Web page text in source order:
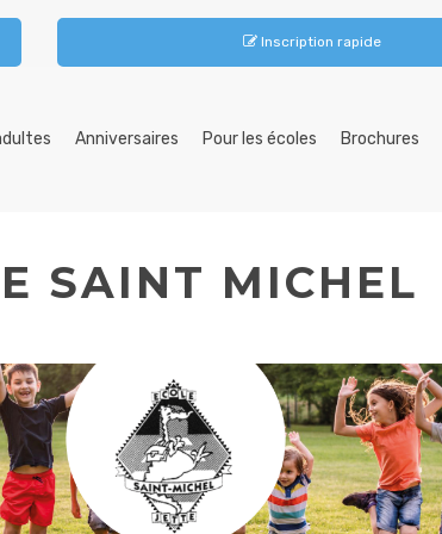
Inscription rapide
Anniversaires Pour les écoles Brochures
SAINT MICHEL